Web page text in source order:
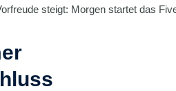
steigt: Morgen startet das